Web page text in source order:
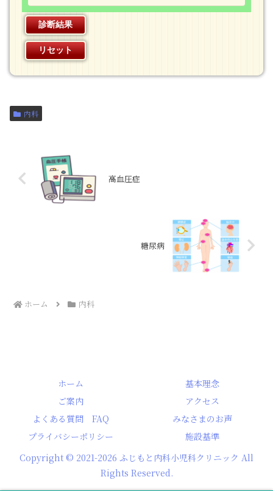
内科
高血圧症
糖尿病
ホーム 内科
ホーム
基本理念
ご案内
アクセス
よくある質問 FAQ
みなさまのお声
プライバシーポリシー
施設基準
Copyright © 2021-2026 ふじもと内科小児科クリニック All
Rights Reserved.